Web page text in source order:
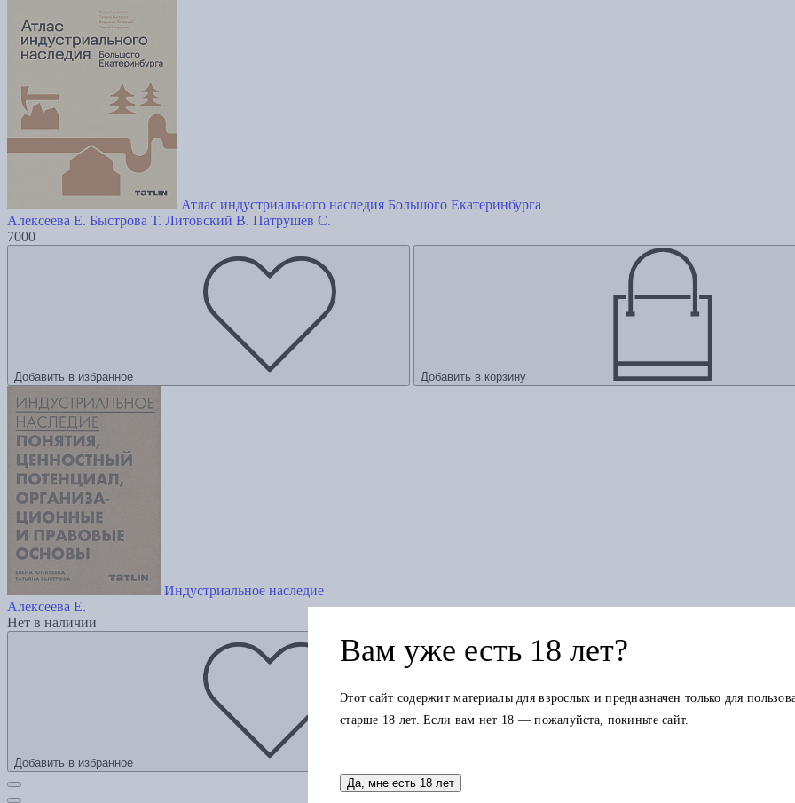
Атлас индустриального наследия Большого Екатеринбурга
Алексеева Е. Быстрова Т. Литовский В. Патрушев С.
7000
Добавить в избранное Добавить в корзину
Индустриальное наследие
Алексеева Е.
Нет в наличии
Добавить в избранное
Вам уже есть 18 лет?
Этот сайт содержит материалы для взрослых и предназначен только для
старше 18 лет. Если вам нет 18 — пожалуйста, покиньте сайт.
Да, мне есть 18 лет